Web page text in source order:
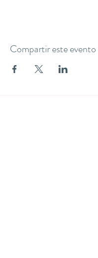
Compartir este evento